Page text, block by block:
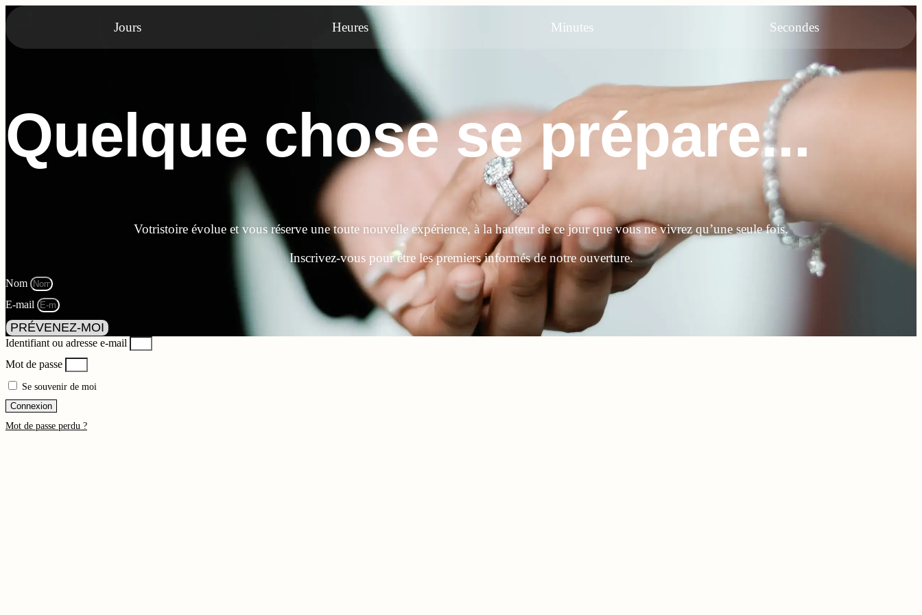
Jours Heures Minutes Secondes
Quelque chose se prépare...
Votristoire évolue et vous réserve une toute nouvelle expérience, à la hauteur de ce jour que vous ne vivrez qu’une seule fois.
Inscrivez-vous pour être les premiers informés de notre ouverture.
Nom
E-mail
PRÉVENEZ-MOI
Identifiant ou adresse e-mail
Mot de passe
Se souvenir de moi
Connexion
Mot de passe perdu ?